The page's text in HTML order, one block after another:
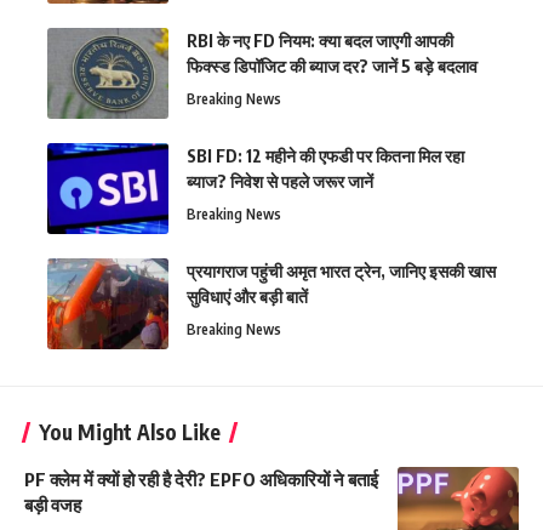
RBI के नए FD नियम: क्या बदल जाएगी आपकी
फिक्स्ड डिपॉजिट की ब्याज दर? जानें 5 बड़े बदलाव
Breaking News
SBI FD: 12 महीने की एफडी पर कितना मिल रहा
ब्याज? निवेश से पहले जरूर जानें
Breaking News
प्रयागराज पहुंची अमृत भारत ट्रेन, जानिए इसकी खास
सुविधाएं और बड़ी बातें
Breaking News
You Might Also Like
PF क्लेम में क्यों हो रही है देरी? EPFO अधिकारियों ने बताई
बड़ी वजह